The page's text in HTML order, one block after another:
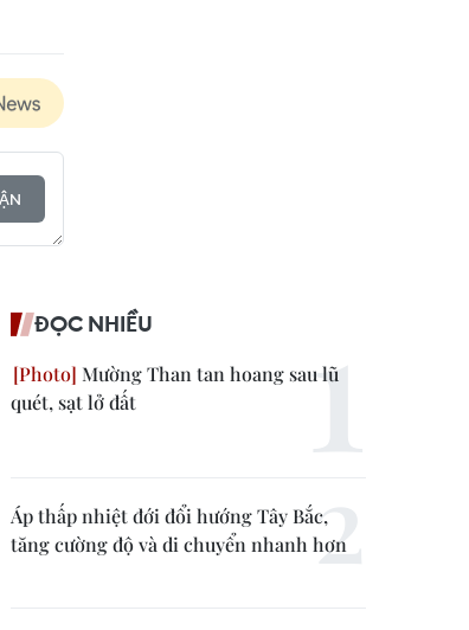
ĐỌC NHIỀU
Mường Than tan hoang sau lũ
quét, sạt lở đất
Áp thấp nhiệt đới đổi hướng Tây Bắc,
tăng cường độ và di chuyển nhanh hơn